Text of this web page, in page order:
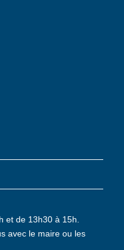
et de 13h30 à 15h.
avec le maire ou les